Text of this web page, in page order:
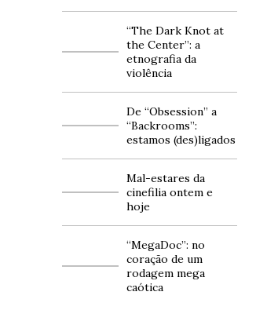
“The Dark Knot at
the Center”: a
etnografia da
violência
De “Obsession” a
“Backrooms”:
estamos (des)ligados
Mal-estares da
cinefilia ontem e
hoje
“MegaDoc”: no
coração de um
rodagem mega
caótica